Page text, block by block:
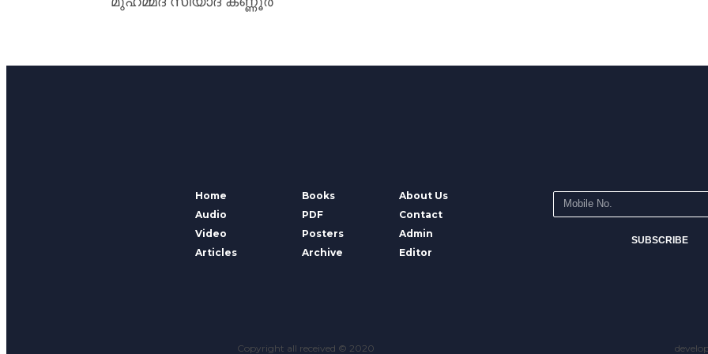
Home
Audio
Video
Articles
Books
PDF
Posters
Archive
About Us
Contact
Admin
Editor
SUBSCRIBE
Copyright all received © 2020